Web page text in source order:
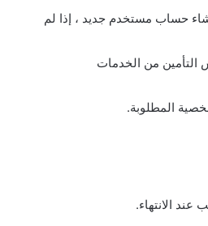
حساب مستخدم جديد ، إذا لم
التأمين من الخدمات
المطلوبة.
عند الانتهاء.